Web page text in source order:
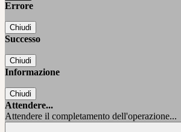
Errore
Chiudi
Successo
Chiudi
Informazione
Chiudi
Attendere...
Attendere il completamento dell'operazione...